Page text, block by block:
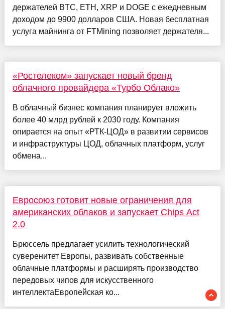
держателей BTC, ETH, XRP и DOGE с ежедневным
доходом до 9900 долларов США. Новая бесплатная
услуга майнинга от FTMining позволяет держателя...
«Ростелеком» запускает новый бренд
облачного провайдера «Турбо Облако»
В облачный бизнес компания планирует вложить
более 40 млрд рублей к 2030 году. Компания
опирается на опыт «РТК-ЦОД» в развитии сервисов
и инфраструктуры ЦОД, облачных платформ, услуг
обмена...
Евросоюз готовит новые ограничения для
американских облаков и запускает Chips Act
2.0
Брюссель предлагает усилить технологический
суверенитет Европы, развивать собственные
облачные платформы и расширять производство
передовых чипов для искусственного
интеллектаЕвропейская ко...